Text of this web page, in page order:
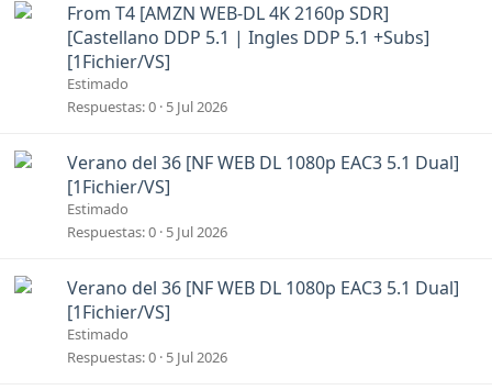
From T4 [AMZN WEB-DL 4K 2160p SDR]
[Castellano DDP 5.1 | Ingles DDP 5.1 +Subs]
[1Fichier/VS]
Estimado
Respuestas 0 5 Jul 2026
Verano del 36 [NF WEB DL 1080p EAC3 5.1 Dual]
[1Fichier/VS]
Estimado
Respuestas 0 5 Jul 2026
Verano del 36 [NF WEB DL 1080p EAC3 5.1 Dual]
[1Fichier/VS]
Estimado
Respuestas 0 5 Jul 2026